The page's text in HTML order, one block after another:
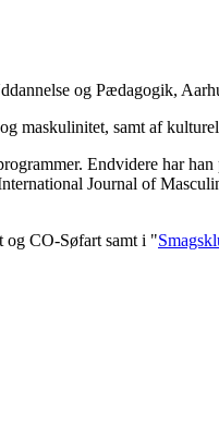
og Pædagogik,
maskulinitet, samt af
Endvidere har
Journal of
og CO-Søfart samt i "